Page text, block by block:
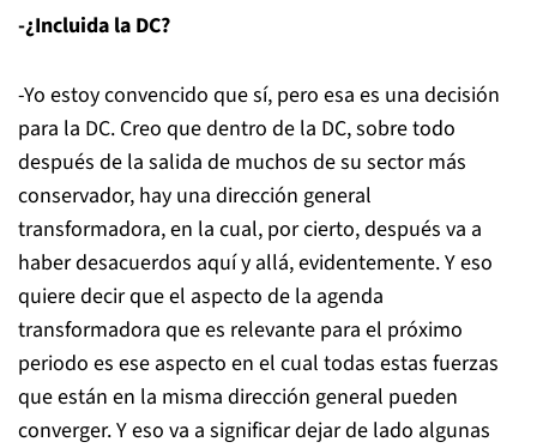
-¿Incluida la DC?
-Yo estoy convencido que sí, pero esa es una decisión
para la DC. Creo que dentro de la DC, sobre todo
después de la salida de muchos de su sector más
conservador, hay una dirección general
transformadora, en la cual, por cierto, después va a
haber desacuerdos aquí y allá, evidentemente. Y eso
quiere decir que el aspecto de la agenda
transformadora que es relevante para el próximo
periodo es ese aspecto en el cual todas estas fuerzas
que están en la misma dirección general pueden
converger. Y eso va a significar dejar de lado algunas